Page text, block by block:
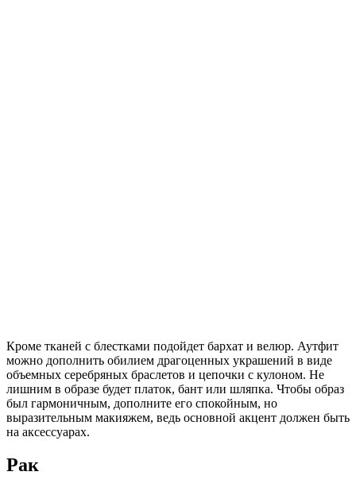
Кроме тканей с блестками подойдет бархат и велюр. Аутфит
можно дополнить обилием драгоценных украшений в виде
объемных серебряных браслетов и цепочки с кулоном. Не
лишним в образе будет платок, бант или шляпка. Чтобы образ
был гармоничным, дополните его спокойным, но
выразительным макияжем, ведь основной акцент должен быть
на аксессуарах.
Рак